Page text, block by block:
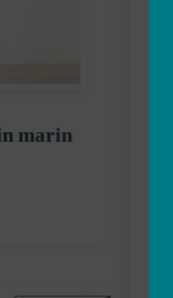
marin